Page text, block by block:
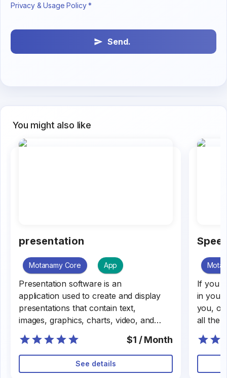
Privacy & Usage Policy *
Send.
You might also like
presentation
Motanamy Core App
Presentation software is an
application used to create and display
presentations that contain text,
images, graphics, charts, video, and
audio. This program allows users to
express ideas and information in a
visual and attractive way and helps to
communicate the message effectively
$1 / Month
See details
If you
in your
you, of
all the